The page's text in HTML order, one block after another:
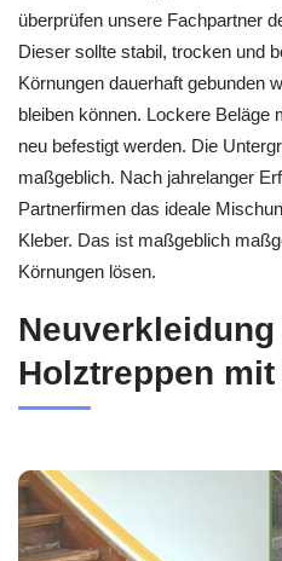
überprüfen unsere Fachpartner
Dieser sollte stabil, trocken und
Körnungen dauerhaft gebunden
bleiben können. Lockere Beläge
neu befestigt werden. Die
maßgeblich. Nach jahrelanger
Partnerfirmen das ideale
Kleber. Das ist maßgeblich
Körnungen lösen.
Holztreppen